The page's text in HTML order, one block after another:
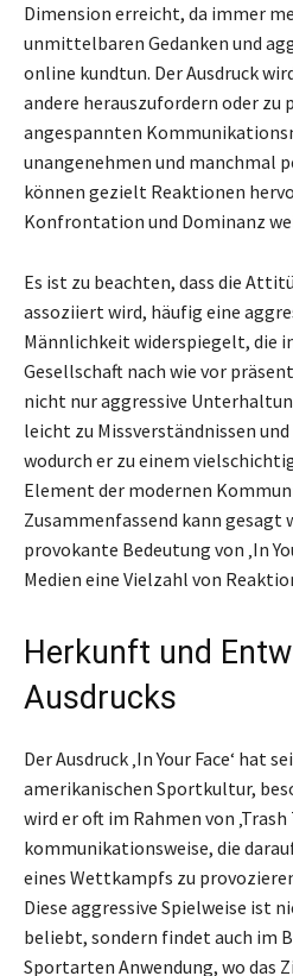
Dimension erreicht, da immer
unmittelbaren Gedanken und
online kundtun. Der Ausdruck
andere herauszufordern oder zu
angespannten
unangenehmen und manchmal
können gezielt Reaktionen
Konfrontation und Dominanz
Es ist zu beachten, dass die
assoziiert wird, häufig eine
Männlichkeit widerspiegelt, die
Gesellschaft nach wie vor
nicht nur aggressive
leicht zu Missverständnissen
wodurch er zu einem
Element der modernen
Zusammenfassend kann gesagt
provokante Bedeutung von ‚In
Medien eine Vielzahl von
Herkunft und
Ausdrucks
Der Ausdruck ‚In Your Face‘ hat
amerikanischen Sportkultur,
wird er oft im Rahmen von
kommunikationsweise, die
eines Wettkampfs zu
Diese aggressive Spielweise ist
beliebt, sondern findet auch im
Sportarten Anwendung, wo das